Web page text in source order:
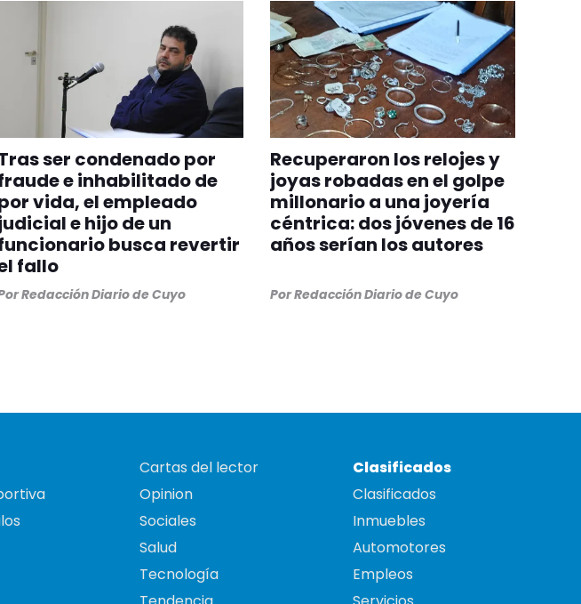
ser condenado por
e inhabilitado de
vida, el empleado
e hijo de un
busca revertir
fallo
Redacción Diario de Cuyo
Recuperaron los relojes y
joyas robadas en el golpe
millonario a una joyería
céntrica: dos jóvenes de 16
años serían los autores
PorRedacción Diario de Cuyo
Cartas del lector
Opinion
Sociales
Salud
Tecnología
Clasificados
Clasificados
Inmuebles
Automotores
Empleos